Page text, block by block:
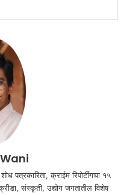
पत्रकारिता, क्राईम रिपोर्टींगचा १५
संस्कृती, उद्योग जगतातील विशेष